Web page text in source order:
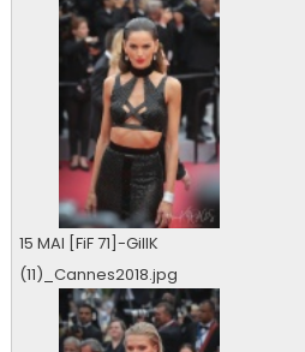
15 MAI [FiF 71]-GillK
(11)_Cannes2018.jpg